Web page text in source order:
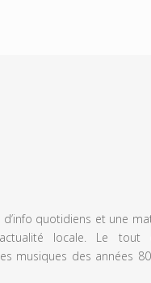
d’info quotidiens et une
locale. Le tout
musiques des années